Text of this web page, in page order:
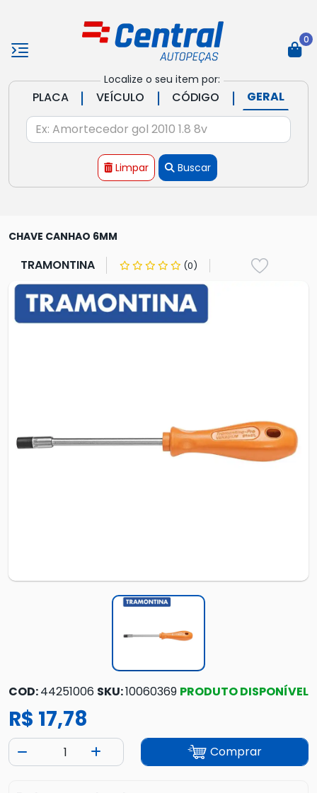
Localize o seu item por:
PLACA | VEÍCULO | CÓDIGO | GERAL
Limpar Buscar
0
CHAVE CANHAO 6MM
TRAMONTINA (0)
COD:44251006 SKU:10060369 PRODUTO DISPONÍVEL
R$ 17,78
Comprar